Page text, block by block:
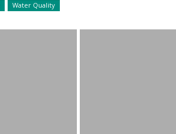
Water Quality